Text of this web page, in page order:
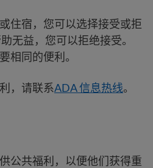
住宿，您可以选择接受或拒
无益，您可以拒绝接受。
相同的便利。
，请联系ADA 信息热线。
公共福利，以便他们获得重